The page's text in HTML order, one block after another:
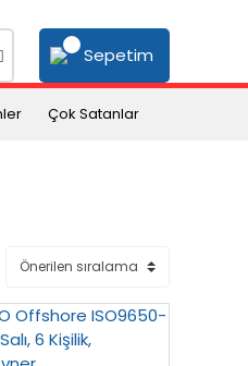
Sepetim
Çok Satanlar